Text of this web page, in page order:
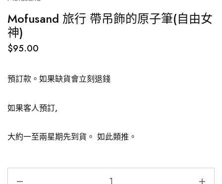
Mofusand 旅行 帶吊飾的原子筆(自由女
神)
$95.00
預訂款。如果缺貨會立刻退錢
如果客人預訂,
大約一至兩星期先到貨。 如此類推。